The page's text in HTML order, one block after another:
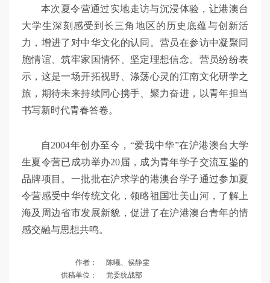
本次夏令营通过实地走访与沉浸体验，让港澳台
大学生深刻感受到长三角地区的历史底蕴与创新活
力，增进了对中华文化的认同。营员在参访中凝聚同
胞情谊、筑牢家国情怀、坚定理想信念。营员纷纷表
示，这是一场开拓视野、涤荡心灵的江南文化研学之
旅，期待未来持续同心携手、聚力奋进，以青年担当
书写新时代青春答卷。
自2004年创办至今，“爱我中华”在沪港澳台大学
生夏令营已成功举办20届，成为青年学子交流互鉴的
品牌项目。一批批在沪求学的港澳台学子通过参加夏
令营感受中华传统文化，领略祖国壮美山河，了解上
海及周边省市发展新貌，促进了在沪港澳台青年的情
感交融与思想共鸣。
作者：
陈曦、侯静雯
供稿单位：
党委统战部